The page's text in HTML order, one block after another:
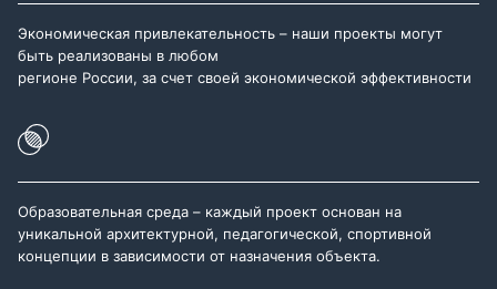
Экономическая привлекательность – наши проекты могут
быть реализованы в любом
регионе России, за счет своей экономической эффективности
Образовательная среда – каждый проект основан на
уникальной архитектурной, педагогической, спортивной
концепции в зависимости от назначения объекта.